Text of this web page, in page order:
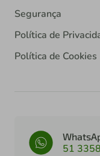
Segurança
Política de
Política de Cookies
51